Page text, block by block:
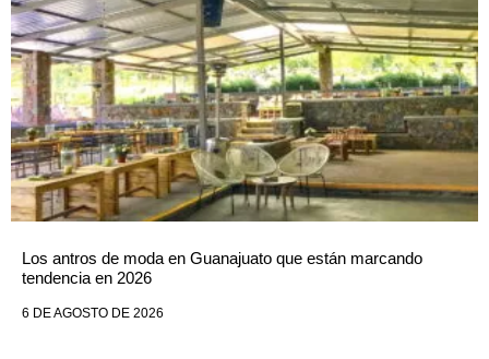
Los antros de moda en Guanajuato que están marcando
tendencia en 2026
6 DE AGOSTO DE 2026